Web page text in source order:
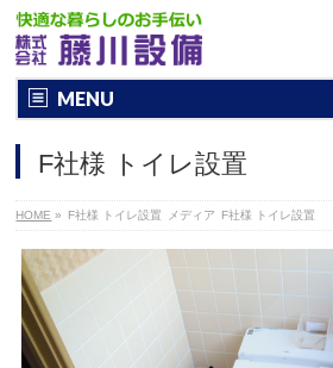
MENU
F社様 トイレ設置
HOME » F社様 トイレ設置 メディア F社様 トイレ設置